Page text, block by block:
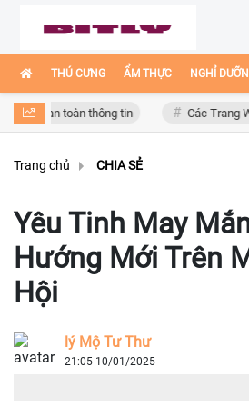
THÚ CƯNG ẨM THỰC NGHỈ
toàn thông tin Các Trang Web Giải
Trang chủ CHIA SẺ
Yêu Tinh May
Hướng Mới Trên
Hội
lý Mộ Tư Thư
21:05 10/01/2025